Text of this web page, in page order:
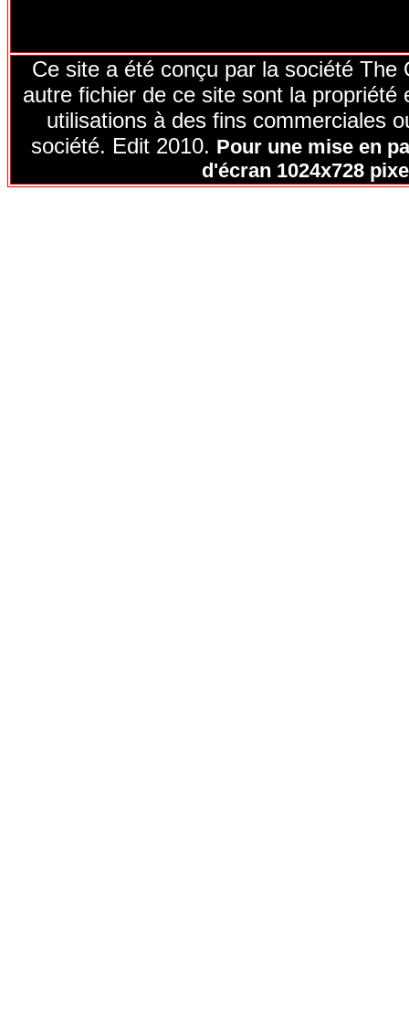
Ce site a été conçu par la société
autre fichier de ce site sont la
utilisations à des fins commerciales
société. Edit 2010. Pour une mise en
d'écran 1024x728